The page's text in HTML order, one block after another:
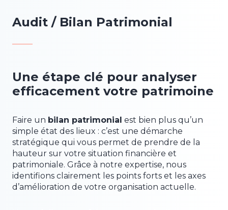
Audit / Bilan Patrimonial
Une étape clé pour analyser
efficacement votre patrimoine
Faire un bilan patrimonial est bien plus qu’un
simple état des lieux : c’est une démarche
stratégique qui vous permet de prendre de la
hauteur sur votre situation financière et
patrimoniale. Grâce à notre expertise, nous
identifions clairement les points forts et les axes
d’amélioration de votre organisation actuelle.